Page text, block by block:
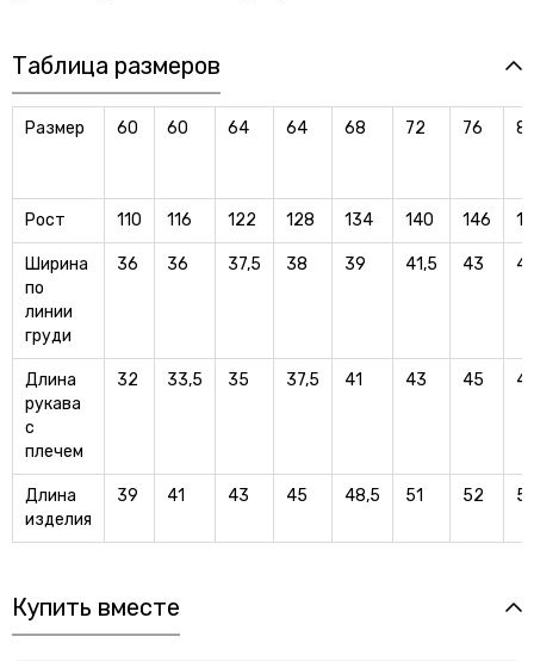
Таблица размеров
Размер 60 60 64 64 68 72 76
Рост 110 116 122 128 134 140 146
Ширина
по
линии
груди
36 36 37,5 38 39 41,5 43
Длина
рукава
с
плечем
32 33,5 35 37,5 41 43 45
Длина
изделия
39 41 43 45 48,5 51 52
Купить вместе